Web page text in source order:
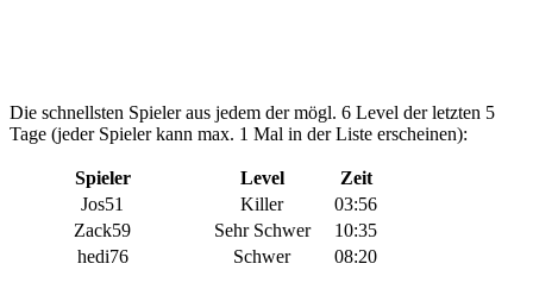
Die schnellsten Spieler aus jedem der mögl. 6 Level der letzten 5
Tage (jeder Spieler kann max. 1 Mal in der Liste erscheinen):
Spieler Level
Zeit
Jos51
Killer
03:56
Zack59
Sehr Schwer
10:35
hedi76
Schwer 08:20